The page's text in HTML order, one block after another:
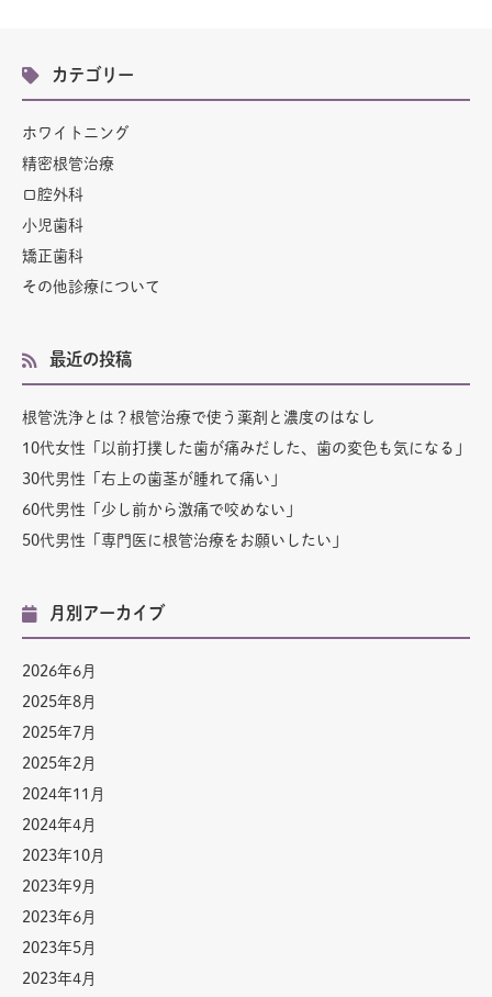
カテゴリー
ホワイトニング
精密根管治療
口腔外科
小児歯科
矯正歯科
その他診療について
最近の投稿
根管洗浄とは？根管治療で使う薬剤と濃度のはなし
10代女性「以前打撲した歯が痛みだした、歯の変色も気になる」
30代男性「右上の歯茎が腫れて痛い」
60代男性「少し前から激痛で咬めない」
50代男性「専門医に根管治療をお願いしたい」
月別アーカイブ
2026年6月
2025年8月
2025年7月
2025年2月
2024年11月
2024年4月
2023年10月
2023年9月
2023年6月
2023年5月
2023年4月